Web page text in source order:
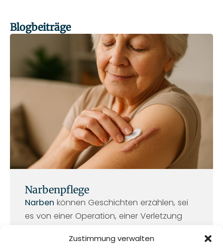
Zustimmung verwalten
Blogbeiträge
Narbenpflege
Narben können Geschichten erzählen, sei
es von einer Operation, einer Verletzung
e
t
e
S
e
t
e
S
e
i
e
S
e
i
t
e
S
e
i
t
e